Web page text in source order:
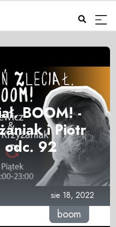
BOOM! -
i Piotr
odc. 92
sie 18, 2022
boom